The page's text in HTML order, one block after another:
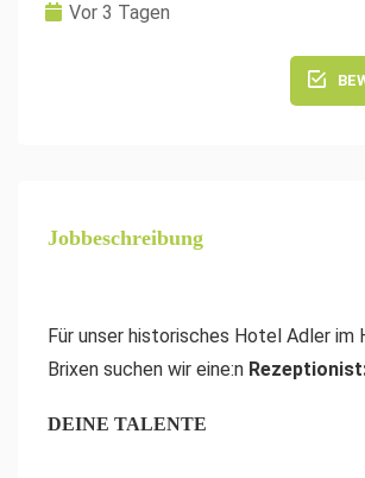
Vor 3 Tagen
Jobbeschreibung
Für unser historisches Hotel Adler im
Brixen suchen wir eine:n
DEINE TALENTE